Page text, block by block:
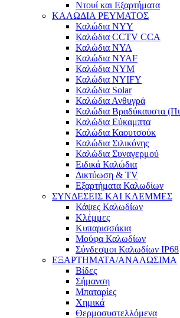
Ντουί και Εξαρτήματα
ΚΑΛΩΔΙΑ ΡΕΥΜΑΤΟΣ
Καλώδια NYY
Καλώδια CCTV CCA
Καλώδια NYA
Καλώδια NYAF
Καλώδια NYM
Καλώδια NYIFY
Καλώδια Solar
Καλώδια Ανθυγρά
Καλώδια Βραδύκαυστα
Καλώδια Εύκαμπτα
Καλώδια Καουτσούκ
Καλώδια Σιλικόνης
Καλώδια Συναγερμού
Ειδικά Καλώδια
Δικτύωση & TV
Εξαρτήματα Καλωδίων
ΣΥΝΔΕΣΕΙΣ ΚΑΙ ΚΛΕΜΜΕΣ
Κάψες Καλωδίων
Κλέμμες
Κυπαρισσάκια
Μούφα Καλωδίων
Σύνδεσμοι Καλωδίων IP68
ΕΞΑΡΤΗΜΑΤΑ/ΑΝΑΛΩΣΙΜΑ
Βίδες
Σήμανση
Μπαταρίες
Χημικά
Θερμοσυστελλόμενα